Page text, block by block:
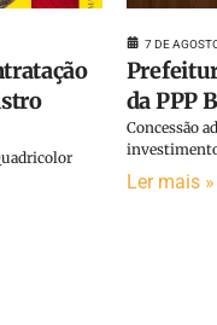
7 DE
da PPP
Concessão
Ler mais »